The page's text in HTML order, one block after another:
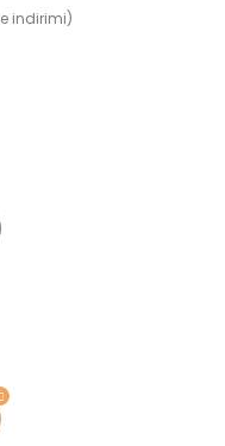
indirimi)